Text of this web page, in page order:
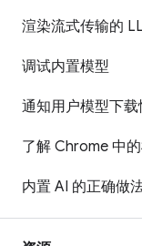
渲染流式传输的
调试内置模型
通知用户模型下载
了解 Chrome 中
内置 AI 的正确做